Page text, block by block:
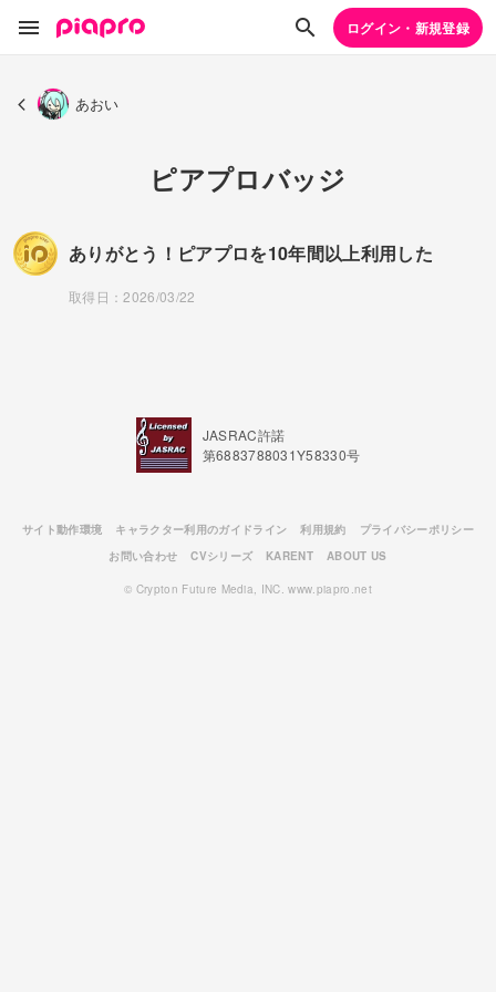
ログイン・新規登録
あおい
ピアプロバッジ
ありがとう！ピアプロを10年間以上利用した
取得日：2026/03/22
JASRAC許諾
第6883788031Y58330号
サイト動作環境 キャラクター利用のガイドライン 利用規約
プライバシーポリシー
お問い合わせ
CVシリーズ KARENT ABOUT US
© Crypton Future Media, INC. www.piapro.net